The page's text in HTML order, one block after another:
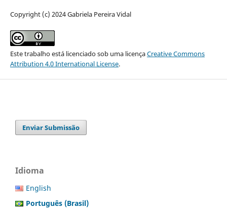
Copyright (c) 2024 Gabriela Pereira Vidal
Este trabalho está licenciado sob uma licençaCreative Commons
Attribution 4.0 International License.
Enviar Submissão
Idioma
English
Português (Brasil)